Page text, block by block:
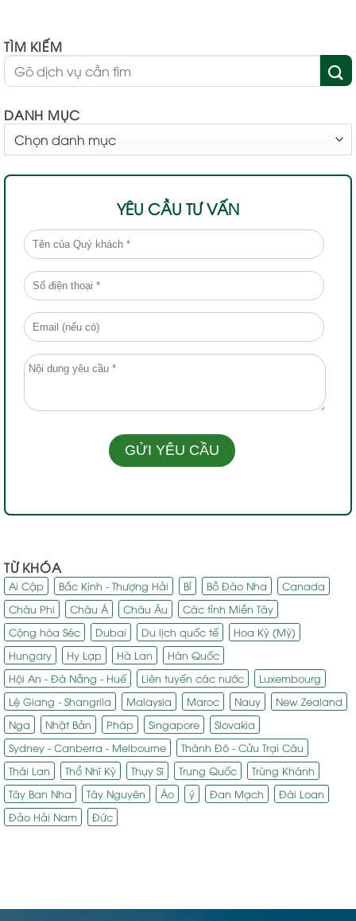
TÌM KIẾM
DANH MỤC
MỤC
YÊU CẦU TƯ VẤN
TỪ KHÓA
Ai Cập Bắc Kinh - Thượng Hải Bỉ Bồ Đào Nha
Canada
Châu Phi
Châu Á Châu Âu
Các tỉnh Miền Tây
Cộng hòa Séc
Dubai Du lịch quốc tế
Hoa Kỳ (Mỹ)
Hungary
Hy Lạp Hà Lan
Hàn Quốc
Hội An - Đà Nẵng - Huế
Liên tuyến các nước
Luxembourg
Lệ Giang - Shangrila
Malaysia Maroc Nauy
New Zealand
Nga
Nhật Bản Pháp Singapore
Slovakia
Sydney - Canberra - Melbourne
Thành Đô - Cửu Trại Câu
Thái Lan
Thổ Nhĩ Kỳ Thụy Sĩ Trung Quốc
Trùng Khánh
Tây Ban Nha
Tây Nguyên Áo ý Đan Mạch
Đài Loan
Đảo Hải Nam
Đức